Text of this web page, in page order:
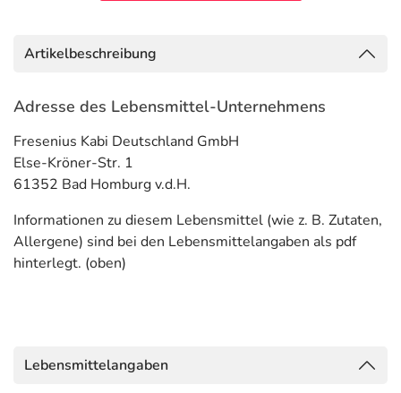
Artikelbeschreibung
Adresse des Lebensmittel-Unternehmens
Fresenius Kabi Deutschland GmbH
Else-Kröner-Str. 1
61352 Bad Homburg v.d.H.
Informationen zu diesem Lebensmittel (wie z. B. Zutaten,
Allergene) sind bei den Lebensmittelangaben als pdf
hinterlegt. (oben)
Lebensmittelangaben